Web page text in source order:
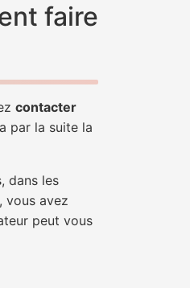
faire
contacter
par la suite la
dans les
vous avez
peut vous